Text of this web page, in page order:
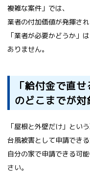
複雑な案件」では、
業者の付加価値が発揮さ
「業者が必要かどうか」
ありません。
「給付金で直
のどこまでが
「屋根と外壁だけ」とい
台風被害として申請でき
自分の家で申請できる可
さい。